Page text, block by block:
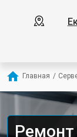
Главная /
Ремонт